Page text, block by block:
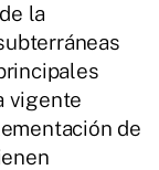
la
vigente
de